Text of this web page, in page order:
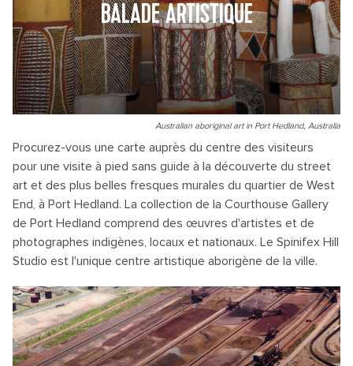
BALADE ARTISTIQUE
Australian aboriginal art in Port Hedland, Australia
Procurez-vous une carte auprès du centre des visiteurs
pour une visite à pied sans guide à la découverte du street
art et des plus belles fresques murales du quartier de West
End, à Port Hedland. La collection de la Courthouse Gallery
de Port Hedland comprend des œuvres d'artistes et de
photographes indigènes, locaux et nationaux. Le Spinifex Hill
Studio est l'unique centre artistique aborigène de la ville.